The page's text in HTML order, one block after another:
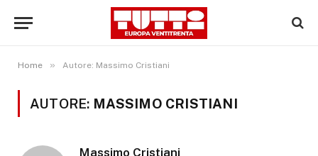
Home » Autore: Massimo Cristiani
AUTORE: MASSIMO CRISTIANI
Massimo Cristiani